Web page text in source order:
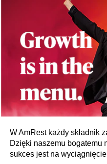
W AmRest każdy składnik
Dzięki naszemu bogatemu
sukces jest na